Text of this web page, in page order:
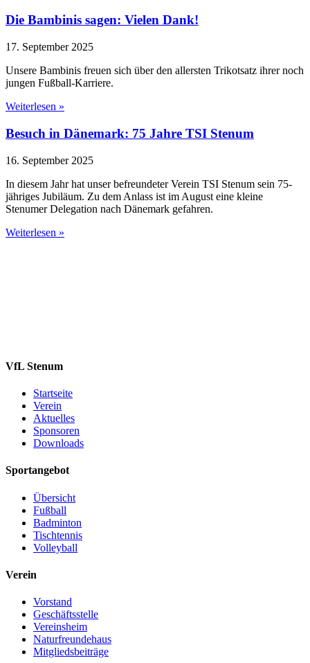
Die Bambinis sagen: Vielen Dank!
17. September 2025
Unsere Bambinis freuen sich über den allersten Trikotsatz ihrer noch
jungen Fußball-Karriere.
Weiterlesen »
Besuch in Dänemark: 75 Jahre TSI Stenum
16. September 2025
In diesem Jahr hat unser befreundeter Verein TSI Stenum sein 75-
jähriges Jubiläum. Zu dem Anlass ist im August eine kleine
Stenumer Delegation nach Dänemark gefahren.
Weiterlesen »
VfL Stenum
Startseite
Verein
Aktuelles
Sponsoren
Downloads
Sportangebot
Übersicht
Fußball
Badminton
Tischtennis
Volleyball
Verein
Vorstand
Geschäftsstelle
Vereinsheim
Naturfreundehaus
Mitgliedsbeiträge